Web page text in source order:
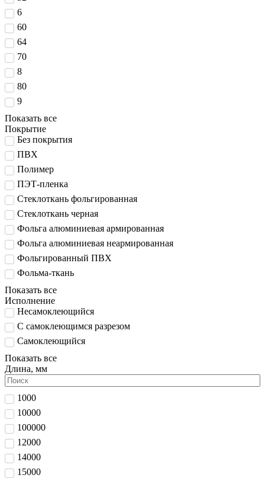
6
60
64
70
8
80
9
Показать все
Покрытие
Без покрытия
ПВХ
Полимер
ПЭТ-пленка
Стеклоткань фольгированная
Стеклоткань черная
Фольга алюминиевая армированная
Фольга алюминиевая неармированная
Фольгированный ПВХ
Фольма-ткань
Показать все
Исполнение
Несамоклеющийся
С самоклеющимся разрезом
Самоклеющийся
Показать все
Длина, мм
1000
10000
100000
12000
14000
15000